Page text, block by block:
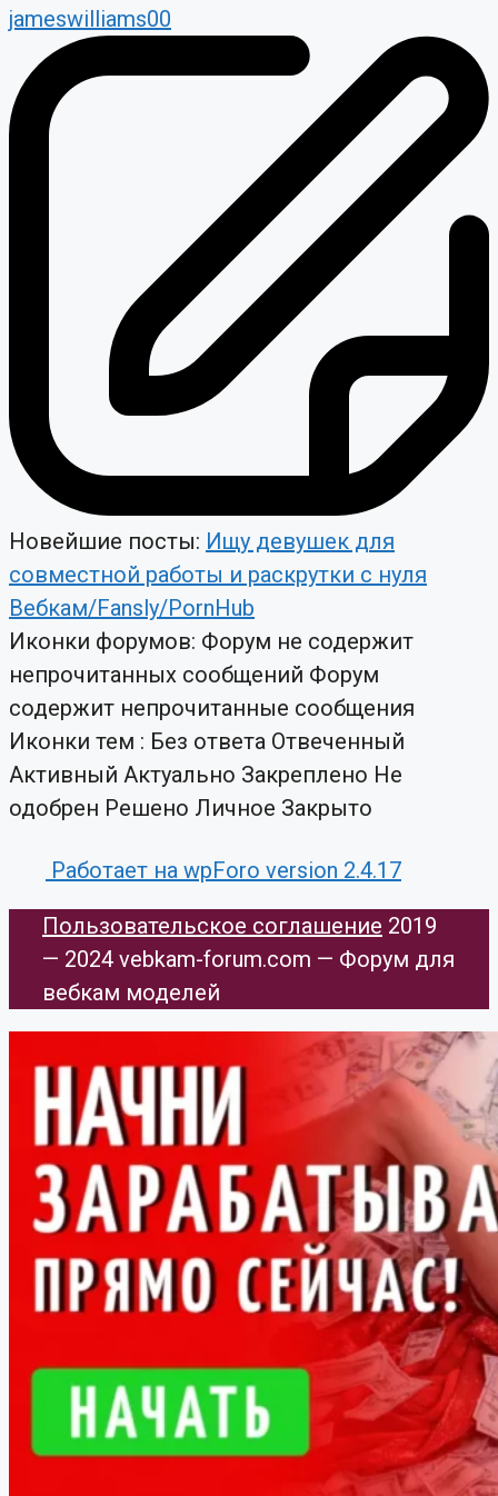
jameswilliams00
Новейшие посты: Ищу девушек для
совместной работы и раскрутки с нуля
Вебкам/Fansly/PornHub
Иконки форумов: Форум не содержит
непрочитанных сообщений Форум
содержит непрочитанные сообщения
Иконки тем : Без ответа Отвеченный
Активный Актуально Закреплено Не
одобрен Решено Личное Закрыто
Работает на wpForo version 2.4.17
Пользовательское соглашение ​ 2019
— 2024 vebkam-forum.com — Форум для
вебкам моделей